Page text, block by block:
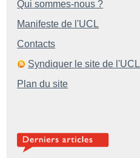
Qui sommes-nous ?
Manifeste de l'UCL
Contacts
Syndiquer le site de l'UCL
Plan du site